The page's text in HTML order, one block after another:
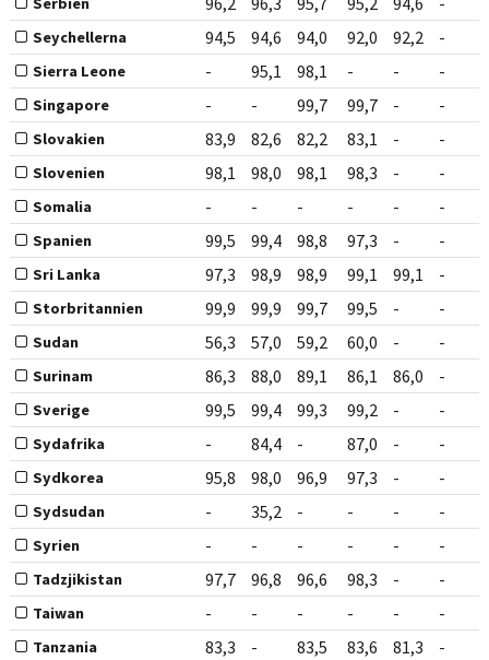
Seychellerna 94,5 94,6 94,0 92,0 92,2 -
Sierra Leone - 95,1 98,1 - - -
Singapore - - 99,7 99,7 - -
Slovakien 83,9 82,6 82,2 83,1 - -
Slovenien 98,1 98,0 98,1 98,3 - -
Somalia - - - - - -
Spanien 99,5 99,4 98,8 97,3 - -
Sri Lanka 97,3 98,9 98,9 99,1 99,1 -
Storbritannien 99,9 99,9 99,7 99,5 - -
Sudan 56,3 57,0 59,2 60,0 - -
Surinam 86,3 88,0 89,1 86,1 86,0 -
Sverige 99,5 99,4 99,3 99,2 - -
Sydafrika - 84,4 - 87,0 - -
Sydkorea 95,8 98,0 96,9 97,3 - -
Sydsudan - 35,2 - - - -
Syrien - - - - - -
Tadzjikistan 97,7 96,8 96,6 98,3 - -
Taiwan - - - - - -
Tanzania 83,3 - 83,5 83,6 81,3 -